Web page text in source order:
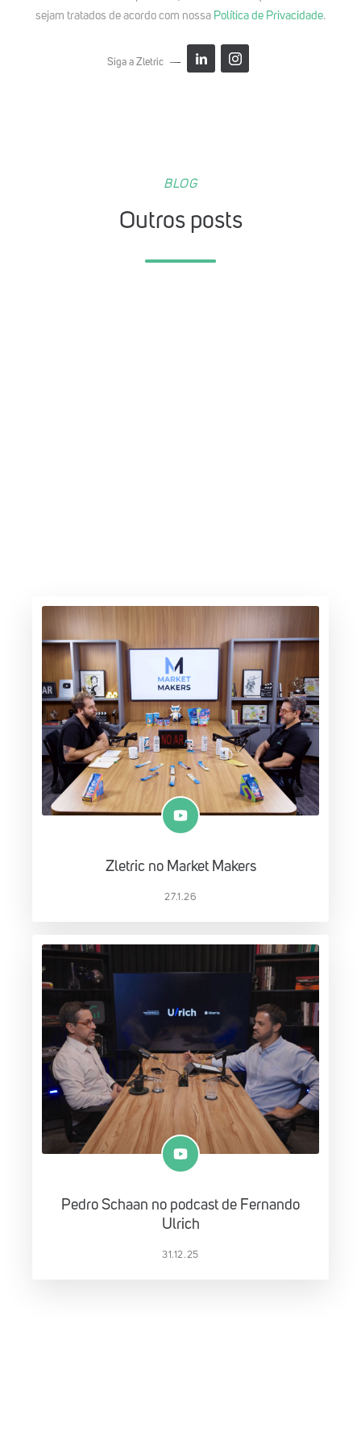
sejam tratados de acordo com nossa Política de Privacidade.
Siga a Zletric
BLOG
Outros posts
Zletric no Market Makers
27.1.26
Pedro Schaan no podcast de Fernando
Ulrich
31.12.25